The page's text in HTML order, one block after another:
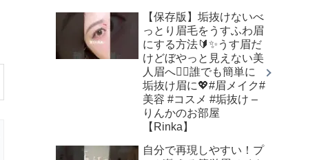
【保存版】垢抜けないべ
っとり眉毛をうすふわ眉
にする方法🔰✨うす眉だ
けどぼやっと見えない美
人眉へ👌🏻誰でも簡単に
垢抜け眉に💖#眉メイク#
美容 #コスメ #垢抜け –
りんかのお部屋
【Rinka】
自分で再現しやすい！プ